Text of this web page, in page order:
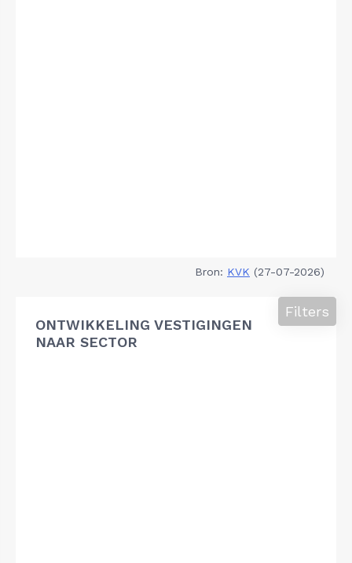
Bron: KVK (27-07-2026)
ONTWIKKELING VESTIGINGEN
NAAR SECTOR
Filters